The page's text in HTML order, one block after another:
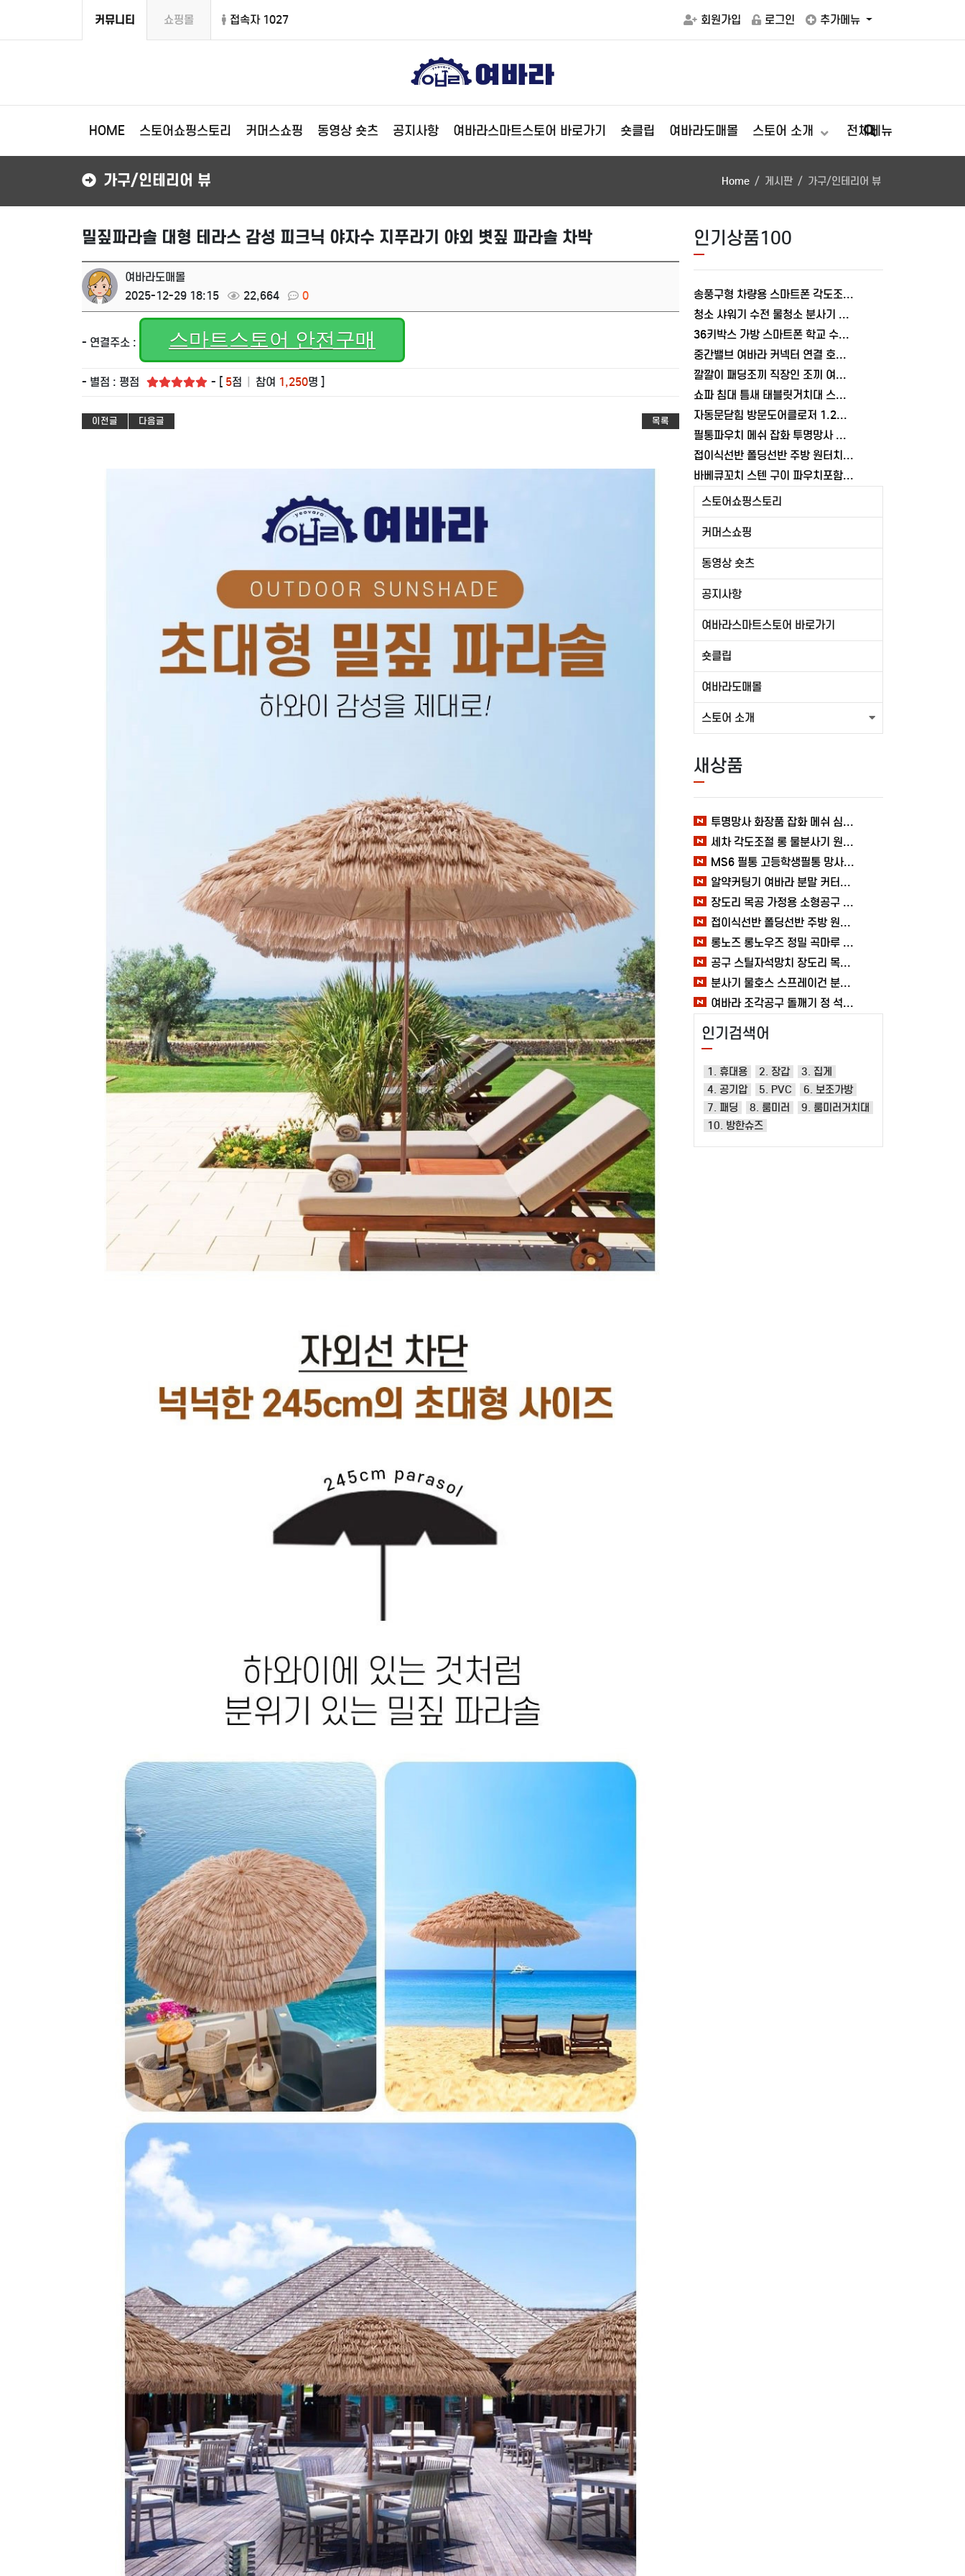
커뮤니티 쇼핑몰 접속자 1027 회원가입 로그인 추가메뉴
HOME 스토어쇼핑스토리 커머스쇼핑 동영상 숏츠 공지사항 여바라스마트스토어 바로가기 숏클립 여바라도매몰 스토어 소개 전체메뉴
가구/인테리어 뷰 Home 게시판 가구/인테리어 뷰
밀짚파라솔 대형 테라스 감성 피크닉 야자수 지푸라기 야외 볏짚 파라솔 차박
여바라도매몰
2025-12-29 18:15
22,664 0
- 연결주소 : 스마트스토어 안전구매
- 별점 : 평점 - [ 5점 참여 1,250명 ]
이전글 다음글 목록
인기상품100
송풍구형 차량용 스마트폰 각도조절 충전거치대 폴드거치대 여바라
청소 샤워기 수전 물청소 분사기 베란다 미니건 욕실 변기 세트 여바라
36키박스 가방 스마트폰 학교 수거함 보관함 케이스 휴대폰 학원 여바라
중간밸브 여바라 커넥터 연결 호스 배관 물호스 원터치 부속 잠금 어댑터
깔깔이 패딩조끼 직장인 조끼 여바라 보온 남녀공용 얇은 패딩 정장 경량
쇼파 침대 틈새 태블릿거치대 스탠드 핸드폰거치대 360도 회전 각도조절
자동문닫힘 방문도어클로저 1.2mm 무타공 와이어 미닫이 슬라이딩 열림방지 중문
필통파우치 메쉬 잡화 투명망사 심플 화장품 여바라
접이식선반 폴딩선반 주방 원터치 여바라 4단, 이동식 베란다 팬트리 72x34x126.5cm, 수납 블랙
바베큐꼬치 스텐 구이 파우치포함 양꼬치 쇠꼬챙이 보관 캠핑 세트 10개
스토어쇼핑스토리
커머스쇼핑
동영상 숏츠
공지사항
여바라스마트스토어 바로가기
숏클립
여바라도매몰
스토어 소개
새상품
투명망사 화장품 잡화 메쉬 심플 여바라 필통파우치
세차 각도조절 롱 물분사기 원예 여바라 스프레이건 분사기
MS6 필통 고등학생필통 망사 여바라 투명 다용도 메쉬 파우치
알약커팅기 여바라 분말 커터기 절단기 분쇄기 보관함 알약가위
장도리 목공 가정용 소형공구 캠핑 손망치 휴대용 미니망치 여바라
접이식선반 폴딩선반 주방 원터치 여바라 4단, 이동식 베란다 팬트리 72x34x126.5cm, 수납 블랙
롱노즈 롱노우즈 정밀 곡마루 공구용품 작업 케이블 조립 여바라 공예 전선
공구 스틸자석망치 장도리 목공 쇠망치 캠핑 목수 가정용 빠루 여바라
분사기 물호스 스프레이건 분사건 청소 베란다 대형 원예용 수도 욕실 여바라
여바라 조각공구 돌깨기 정 석공 250x16mm 조각정 송곳형 손보호
인기검색어
1. 휴대용 2. 장갑
3. 집게
4. 공기압
5. PVC
6. 보조가방
7. 패딩
8. 룸미러
9. 룸미러거치대
10. 방한슈즈